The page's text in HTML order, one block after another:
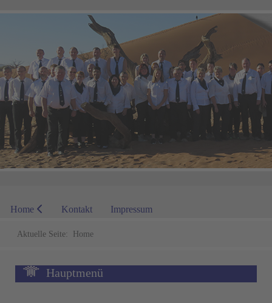
Home Kontakt Impressum
Aktuelle Seite: Home
Hauptmenü